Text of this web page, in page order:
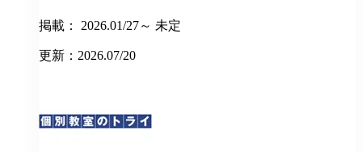
掲載： 2026.01/27～ 未定
更新：2026.07/20